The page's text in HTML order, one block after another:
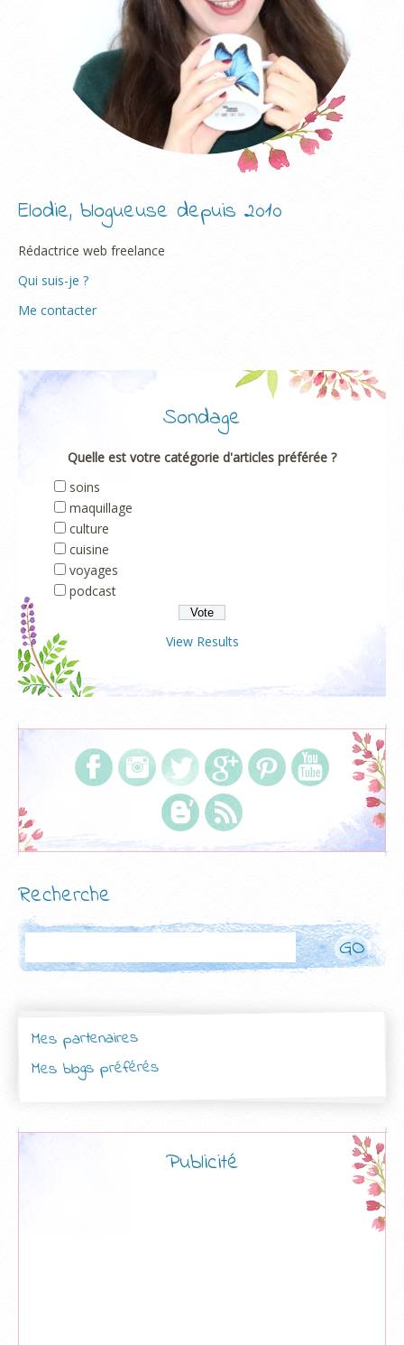
Elodie, blogueuse depuis 2010
Rédactrice web freelance
Qui suis-je ?
Me contacter
Sondage
Quelle est votre catégorie d'articles préférée ?
soins
maquillage
culture
cuisine
voyages
podcast
View Results
Recherche
Mes partenaires
Mes blogs préférés
Publicité